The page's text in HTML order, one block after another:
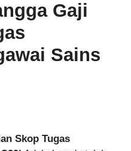
Gaji
Sains
Skop Tugas